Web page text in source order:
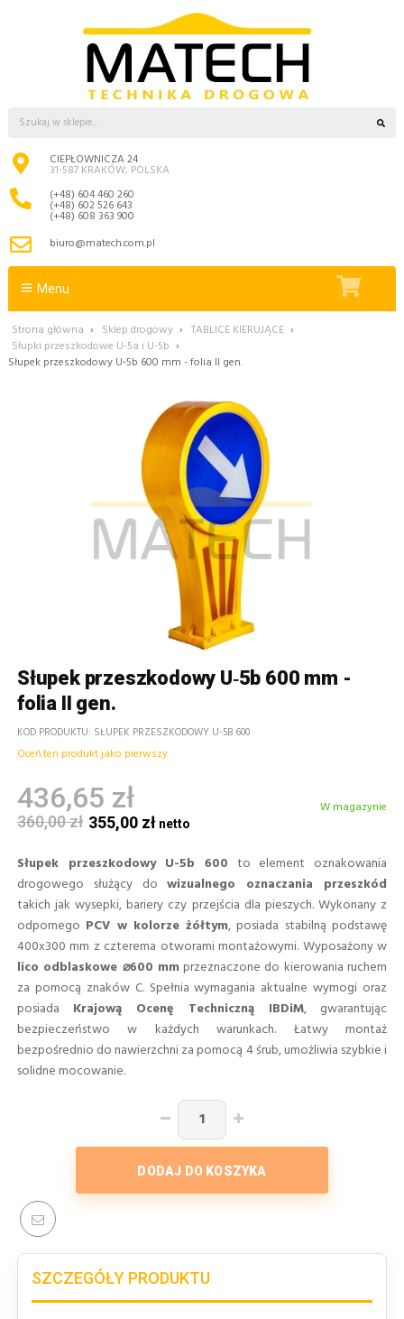
CIEPŁOWNICZA 24
31-587 KRAKÓW, POLSKA
(+48) 604 460 260
(+48) 602 526 643
(+48) 608 363 900
biuro@matech.com.pl
Menu
Strona główna › Sklep drogowy › TABLICE KIERUJĄCE ›
Słupki przeszkodowe U-5a i U-5b ›
Słupek przeszkodowy U‑5b 600 mm - folia II gen.
Słupek przeszkodowy U‑5b 600 mm -
folia II gen.
KOD PRODUKTU SŁUPEK PRZESZKODOWY U-5B 600
Oceń ten produkt jako pierwszy
436,65 zł
355,00 zł
360,00 zł
W magazynie
Słupek przeszkodowy U-5b 600 to element oznakowania
drogowego służący dowizualnego oznaczania przeszkód
takich jak wysepki, bariery czy przejścia dla pieszych. Wykonany z
odpornego PCV w kolorze żółtym, posiada stabilną podstawę
400x300 mm z czterema otworami montażowymi. Wyposażony w
lico odblaskowe ⌀600 mm przeznaczone do kierowania ruchem
za pomocą znaków C. Spełnia wymagania aktualne wymogi oraz
posiada Krajową Ocenę Techniczną IBDiM, gwarantując
bezpieczeństwo w każdych warunkach. Łatwy montaż
bezpośrednio do nawierzchni za pomocą 4 śrub, umożliwia szybkie i
solidne mocowanie.
DODAJ DO KOSZYKA
SZCZEGÓŁY PRODUKTU